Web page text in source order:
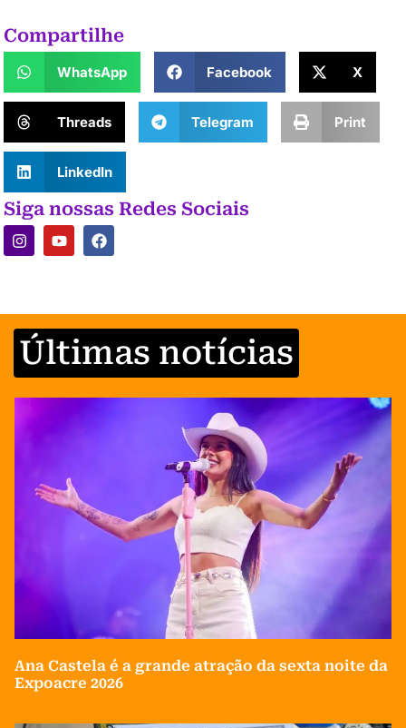
Compartilhe
WhatsApp Facebook X
Threads Telegram Print
LinkedIn
Siga nossas Redes Sociais
Últimas notícias
Ana Castela é a grande atração da sexta noite da
Expoacre 2026